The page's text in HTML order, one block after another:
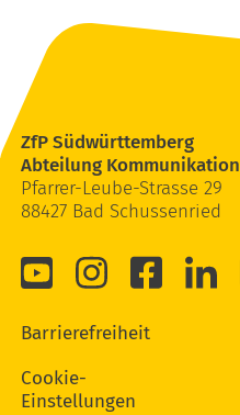
ZfP Südwürttemberg
Abteilung Kommunikation
Pfarrer-Leube-Strasse 29
88427 Bad Schussenried
Barrierefreiheit
Cookie-
Einstellungen